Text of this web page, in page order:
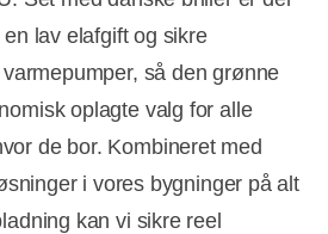
lav elafgift og sikre
så den grønne
oplagte valg for alle
de bor. Kombineret med
i vores bygninger på alt
kan vi sikre reel